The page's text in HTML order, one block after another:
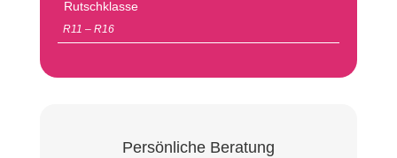
Rutschklasse
R11 – R16
Persönliche Beratung